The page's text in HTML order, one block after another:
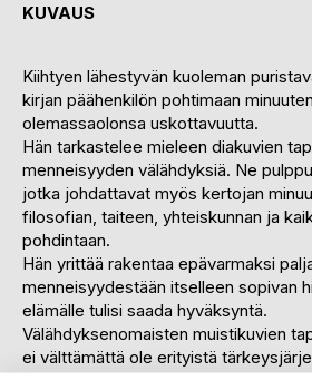
KUVAUS
Kiihtyen lähestyvän kuoleman
kirjan päähenkilön pohtimaan
olemassaolonsa uskottavuutta.
Hän tarkastelee mieleen diakuvien
menneisyyden välähdyksiä. Ne
jotka johdattavat myös kertojan
filosofian, taiteen, yhteiskunnan ja
pohdintaan.
Hän yrittää rakentaa epävarmaksi
menneisyydestään itselleen sopivan
elämälle tulisi saada hyväksyntä.
Välähdyksenomaisten muistikuvien
ei välttämättä ole erityistä